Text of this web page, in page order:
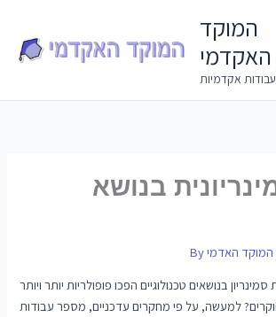
content
המוקד
האקדמי
אקדמיות
בנושא
By
בנושאים טכנולוגיים הפכו פופולריות יותר ויותר
למעשה, על פי מחקרים עדכניים, מספר עבודות